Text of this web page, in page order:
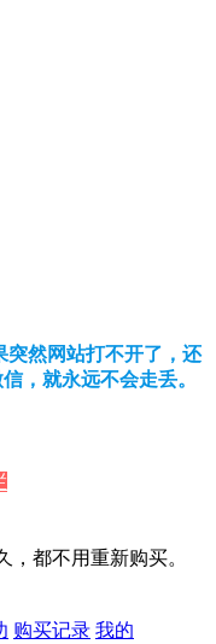
突然网站打不开了，还
，就永远不会走丢。
，都不用重新购买。
购买记录 我的